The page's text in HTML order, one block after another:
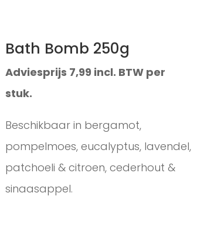
Bath Bomb 250g
Adviesprijs 7,99 incl. BTW per
stuk.
Beschikbaar in bergamot,
pompelmoes, eucalyptus, lavendel,
patchoeli & citroen, cederhout &
sinaasappel.